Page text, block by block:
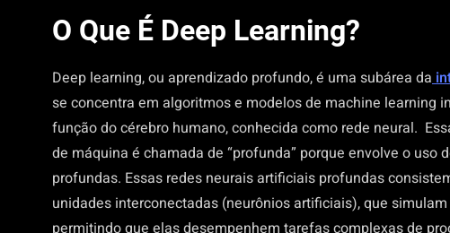
O Que É Deep Learning?
Deep learning, ou aprendizado profundo, é uma subárea da
se concentra em algoritmos e modelos de machine learning
função do cérebro humano, conhecida como rede neural.
de máquina é chamada de “profunda” porque envolve o uso
profundas. Essas redes neurais artificiais profundas
unidades interconectadas (neurônios artificiais), que
permitindo que elas desempenhem tarefas complexas de